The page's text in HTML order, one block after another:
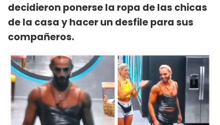
decidieron ponerse la ropa de las chicas
de la casa y hacer un desfile para sus
compañeros.